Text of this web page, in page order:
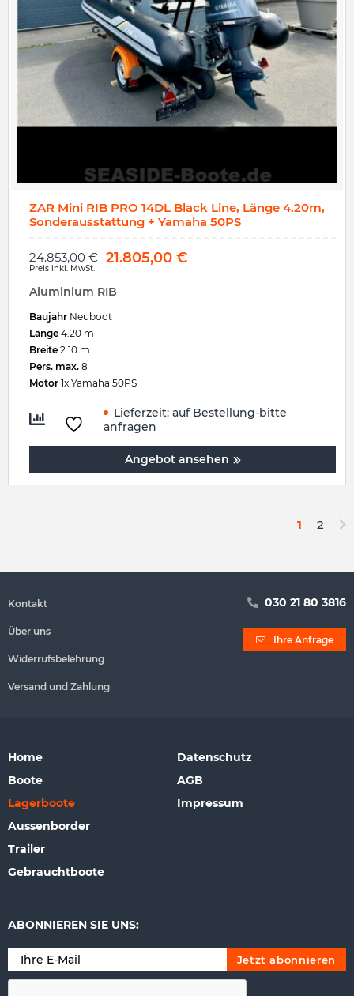
ZAR Mini RIB PRO 14DL Black Line, Länge 4.20m,
Sonderausstattung + Yamaha 50PS
24.853,00€ 21.805,00 €
Preis inkl. MwSt.
Aluminium RIB
Baujahr Neuboot
Länge 4.20 m
Breite 2.10 m
Pers. max. 8
Motor 1x Yamaha 50PS
Lieferzeit: auf Bestellung-bitte
anfragen
Angebot ansehen
1 2
Kontakt
Über uns
Widerrufsbelehrung
Versand und Zahlung
030 21 80 3816
Ihre Anfrage
Home
Boote
Lagerboote
Aussenborder
Trailer
Gebrauchtboote
Datenschutz
AGB
Impressum
ABONNIEREN SIE UNS: